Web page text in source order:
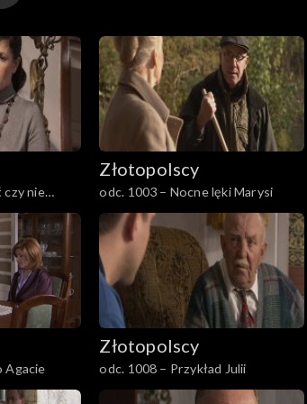
że w swoim aparacie ma
Tomek spotyka się
wkrótce maturę i powinna się
ciastek Rudy źle
czy nie
Złotopolscy
odc. 1003 – Nocne lęki Marysi
Agacie
Złotopolscy
odc. 1008 – Przykład Julii